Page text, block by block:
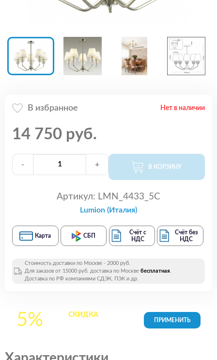
В избранное Нет в наличии
14 750 руб.
- + В КОРЗИНУ
Артикул: LMN_4433_5C
Lumion (Италия)
Карта СБП
Счёт с
НДС
Счёт без
НДС
Стоимость доставки по Москве - 2000 руб.
Для заказов от 15000 руб. доставка по Москве бесплатная.
Доставка по РФ компаниями СДЭК, ПЭК и др.
5% СКИДКАна все